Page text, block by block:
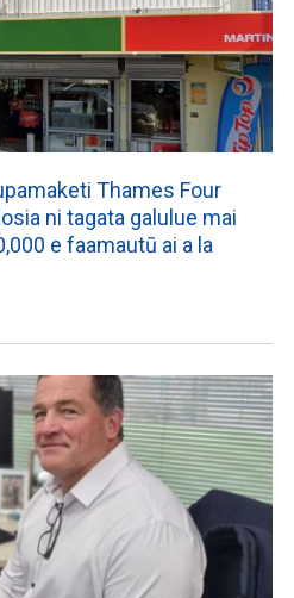
Thames Four
ni tagata galulue mai
e faamautū ai a la